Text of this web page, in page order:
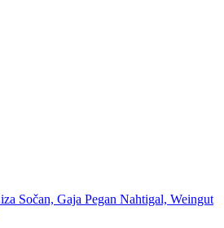
Sočan, Gaja Pegan Nahtigal, Weingut